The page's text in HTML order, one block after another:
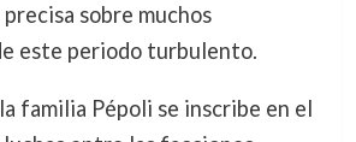
sobre muchos
este periodo turbulento.
familia Pépoli se inscribe en el